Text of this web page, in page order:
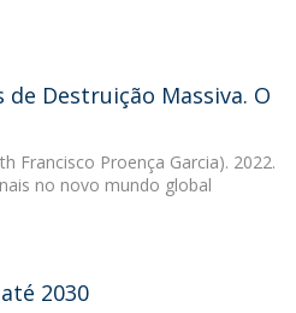
Destruição Massiva. O
Francisco Proença Garcia). 2022.
no novo mundo global
2030